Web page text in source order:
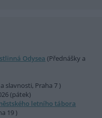
Odysea (Přednášky a
slavnosti, Praha 7 )
(pátek)
letního tábora
19 )